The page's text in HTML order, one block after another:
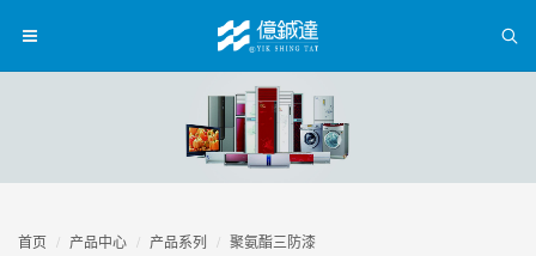
首页 产品中心 产品系列 聚氨酯三防漆